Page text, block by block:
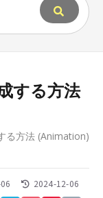
する方法
る方法 (Animation)
2024-12-06